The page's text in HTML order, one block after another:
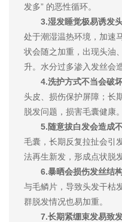
发多” 的恶性循环。
3.湿发睡觉极易诱发头
处于潮湿温热环境，加速
状会随之加重，出现头油
升。水分过多渗入发丝会
4.洗护方式不当会破
头皮、损伤保护屏障；长
脱发问题，损害毛囊健康。
5.随意拔白发会造成
毛囊，长期反复拉扯会引
法再生新发，形成点状脱
6.暴晒会损伤发丝结构
与毛鳞片，导致头发干枯
群脱发情况也易加重。
7.长期紧绷束发易致